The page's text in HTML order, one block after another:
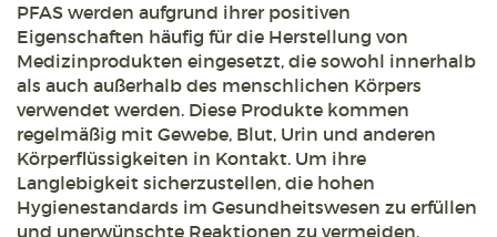
PFAS werden aufgrund ihrer positiven
Eigenschaften häufig für die Herstellung von
Medizinprodukten eingesetzt, die sowohl innerhalb
als auch außerhalb des menschlichen Körpers
verwendet werden. Diese Produkte kommen
regelmäßig mit Gewebe, Blut, Urin und anderen
Körperflüssigkeiten in Kontakt. Um ihre
Langlebigkeit sicherzustellen, die hohen
Hygienestandards im Gesundheitswesen zu erfüllen
und unerwünschte Reaktionen zu vermeiden,